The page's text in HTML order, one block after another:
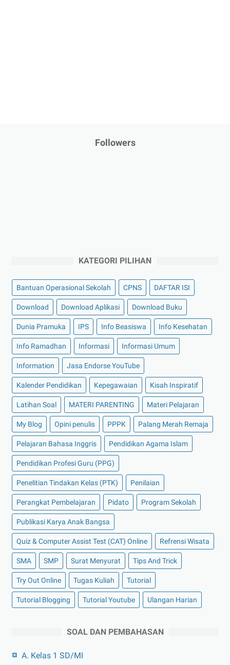
Followers
KATEGORI PILIHAN
Bantuan Operasional Sekolah CPNS DAFTAR ISI
Download Download Aplikasi Download Buku
Dunia Pramuka IPS Info Beasiswa Info Kesehatan
Info Ramadhan Informasi Informasi Umum
Information Jasa Endorse YouTube
Kalender Pendidikan Kepegawaian Kisah Inspiratif
Latihan Soal MATERI PARENTING Materi Pelajaran
My Blog Opini penulis PPPK Palang Merah Remaja
Pelajaran Bahasa Inggris Pendidikan Agama Islam
Pendidikan Profesi Guru (PPG)
Penelitian Tindakan Kelas (PTK) Penilaian
Perangkat Pembelajaran Pidato Program Sekolah
Publikasi Karya Anak Bangsa
Quiz & Computer Assist Test (CAT) Online Refrensi Wisata
SMA SMP Surat Menyurat Tips And Trick
Try Out Online Tugas Kuliah Tutorial
Tutorial Blogging Tutorial Youtube Ulangan Harian
SOAL DAN PEMBAHASAN
A. Kelas 1 SD/MI